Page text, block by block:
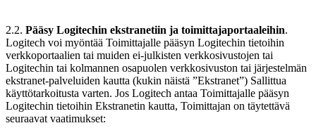
2.2. Pääsy Logitechin ekstranetiin ja toimittajaportaaleihin.
Logitech voi myöntää Toimittajalle pääsyn Logitechin tietoihin
verkkoportaalien tai muiden ei-julkisten verkkosivustojen tai
Logitechin tai kolmannen osapuolen verkkosivuston tai järjestelmän
ekstranet-palveluiden kautta (kukin näistä ”Ekstranet”) Sallittua
käyttötarkoitusta varten. Jos Logitech antaa Toimittajalle pääsyn
Logitechin tietoihin Ekstranetin kautta, Toimittajan on täytettävä
seuraavat vaatimukset: